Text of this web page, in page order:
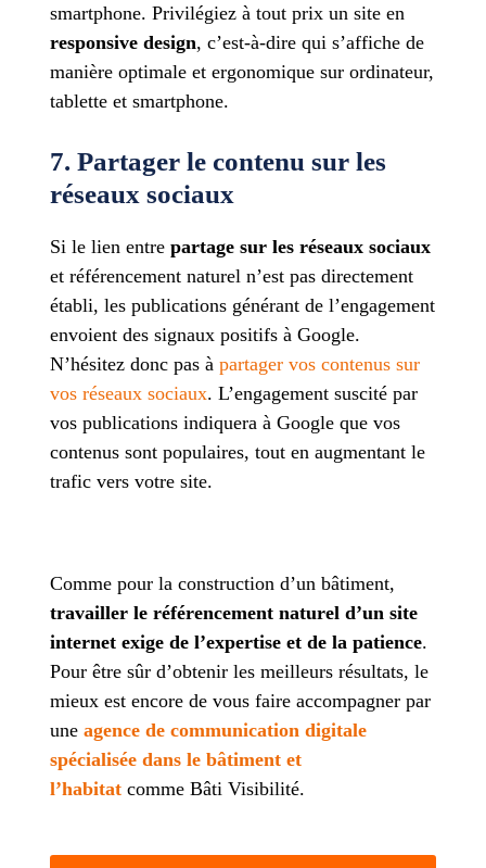
smartphone. Privilégiez à tout prix un site en
responsive design, c’est-à-dire qui s’affiche de
manière optimale et ergonomique sur ordinateur,
tablette et smartphone.
7. Partager le contenu sur les
réseaux sociaux
Si le lien entre partage sur les réseaux sociaux
et référencement naturel n’est pas directement
établi, les publications générant de l’engagement
envoient des signaux positifs à Google.
N’hésitez donc pas à partager vos contenus sur
vos réseaux sociaux. L’engagement suscité par
vos publications indiquera à Google que vos
contenus sont populaires, tout en augmentant le
trafic vers votre site.
Comme pour la construction d’un bâtiment,
travailler le référencement naturel d’un site
internet exige de l’expertise et de la patience.
Pour être sûr d’obtenir les meilleurs résultats, le
mieux est encore de vous faire accompagner par
une agence de communication digitale
spécialisée dans le bâtiment et
l’habitatcomme Bâti Visibilité.